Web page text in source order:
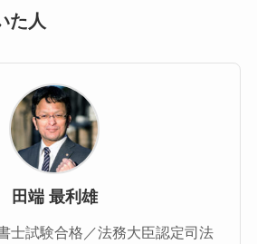
た人
田端 最利雄
士試験合格／法務大臣認定司法